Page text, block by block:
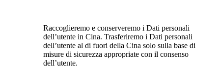
Raccoglieremo e conserveremo i Dati personali
dell’utente in Cina. Trasferiremo i Dati personali
dell’utente al di fuori della Cina solo sulla base di
misure di sicurezza appropriate con il consenso
dell’utente.